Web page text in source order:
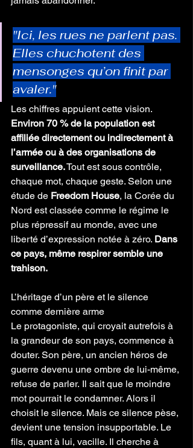
"Ici, les rues ne parlent pas.
Elles chuchotent des
mensonges qu’on finit par
avaler."
Les chiffres appuient cette vision.
Environ 70 % de la population est
affiliée directement ou indirectement à
l’armée ou à des organisations de
surveillance. Tout est sous contrôle,
chaque mot, chaque geste. Selon une
étude de Freedom House, la Corée du
Nord est classée comme le régime le
plus répressif au monde, avec une
liberté d’expression notée à zéro. Dans
ce pays, même respirer semble une
trahison.
L’héritage d’un père et le silence
comme dernière arme
Le protagoniste, qui croyait autrefois à
la grandeur de son pays, commence à
douter. Son père, un ancien héros de
guerre devenu une ombre de lui-même,
refuse de parler. Il sait que le moindre
mot pourrait le condamner. Alors il
choisit le silence. Mais ce silence pèse,
devient une tension insupportable. Le
fils, quant à lui, vacille. Il cherche à